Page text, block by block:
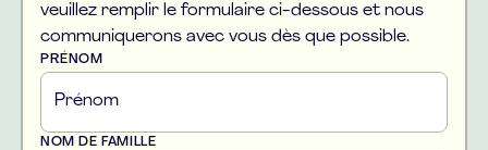
veuillez remplir le formulaire ci-dessous et nous
communiquerons avec vous dès que possible.
PRÉNOM
NOM DE FAMILLE